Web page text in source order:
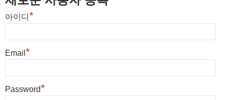
아이디 *
Email *
Password*